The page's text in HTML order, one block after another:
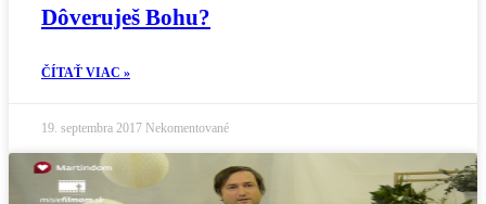
Dôveruješ Bohu?
ČÍTAŤ VIAC »
19. septembra 2017 Nekomentované